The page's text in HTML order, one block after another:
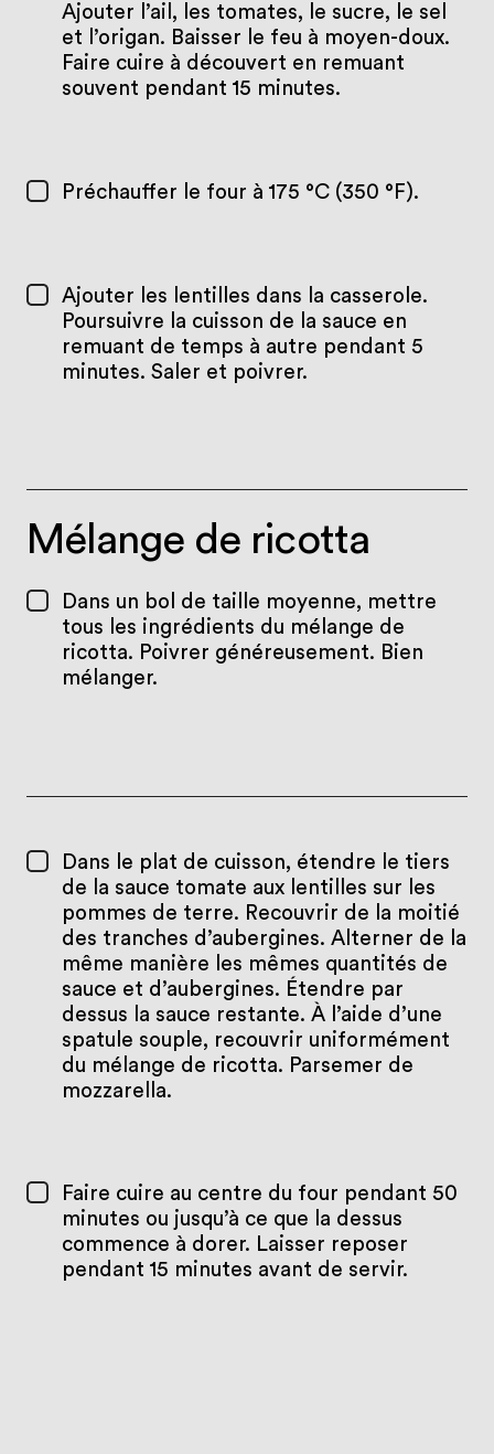
Ajouter l’ail, les tomates, le sucre, le sel
et l’origan. Baisser le feu à moyen-doux.
Faire cuire à découvert en remuant
souvent pendant 15 minutes.
Préchauffer le four à 175 °C (350 °F).
Ajouter les lentilles dans la casserole.
Poursuivre la cuisson de la sauce en
remuant de temps à autre pendant 5
minutes. Saler et poivrer.
Mélange de ricotta
Dans un bol de taille moyenne, mettre
tous les ingrédients du mélange de
ricotta. Poivrer généreusement. Bien
mélanger.
Dans le plat de cuisson, étendre le tiers
de la sauce tomate aux lentilles sur les
pommes de terre. Recouvrir de la moitié
des tranches d’aubergines. Alterner de la
même manière les mêmes quantités de
sauce et d’aubergines. Étendre par
dessus la sauce restante. À l’aide d’une
spatule souple, recouvrir uniformément
du mélange de ricotta. Parsemer de
mozzarella.
Faire cuire au centre du four pendant 50
minutes ou jusqu’à ce que la dessus
commence à dorer. Laisser reposer
pendant 15 minutes avant de servir.